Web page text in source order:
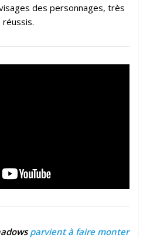
des personnages, très
réussis.
parvient à faire monter